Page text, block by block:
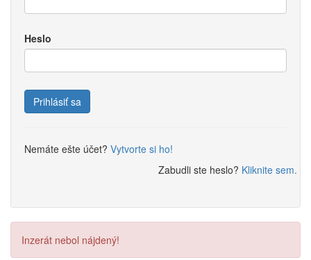
Heslo
Prihlásiť sa
Nemáte ešte účet? Vytvorte si ho!
Zabudli ste heslo? Kliknite sem.
Inzerát nebol nájdený!